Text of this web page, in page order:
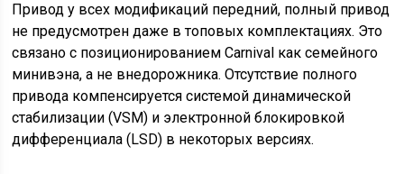
Привод у всех модификаций передний, полный привод
не предусмотрен даже в топовых комплектациях. Это
связано с позиционированием Carnival как семейного
минивэна, а не внедорожника. Отсутствие полного
привода компенсируется системой динамической
стабилизации (VSM) и электронной блокировкой
дифференциала (LSD) в некоторых версиях.